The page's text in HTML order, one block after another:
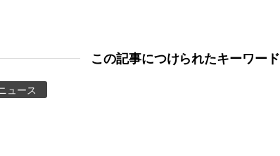
この記事につけられたキーワード
ュース